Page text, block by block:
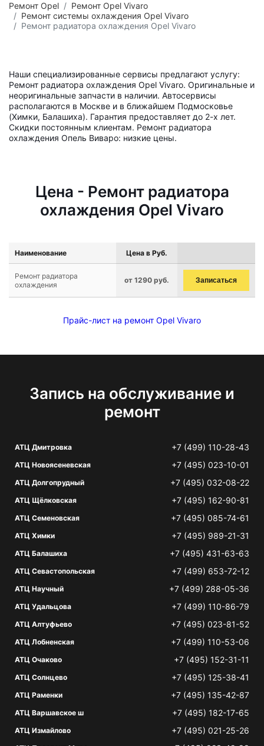
Ремонт Opel
Ремонт Opel Vivaro
Ремонт системы охлаждения Opel Vivaro
Ремонт радиатора охлаждения Opel Vivaro
Наши специализированные сервисы предлагают услугу:
Ремонт радиатора охлаждения Opel Vivaro. Оригинальные и
неоригинальные запчасти в наличии. Автосервисы
располагаются в Москве и в ближайшем Подмосковье
(Химки, Балашиха). Гарантия предоставляет до 2-х лет.
Скидки постоянным клиентам. Ремонт радиатора
охлаждения Опель Виваро: низкие цены.
Цена - Ремонт радиатора
охлаждения Opel Vivaro
Наименование Цена в Руб.
Ремонт радиатора
охлаждения
от 1290 руб. Записаться
Прайс-лист на ремонт Opel Vivaro
Запись на обслуживание и
ремонт
АТЦ Дмитровка +7 (499) 110-28-43
АТЦ Новоясеневская +7 (495) 023-10-01
АТЦ Долгопрудный +7 (495) 032-08-22
АТЦ Щёлковская +7 (495) 162-90-81
АТЦ Семеновская +7 (495) 085-74-61
АТЦ Химки +7 (495) 989-21-31
АТЦ Балашиха +7 (495) 431-63-63
АТЦ Севастопольская +7 (499) 653-72-12
АТЦ Научный +7 (499) 288-05-36
АТЦ Удальцова +7 (499) 110-86-79
АТЦ Алтуфьево +7 (495) 023-81-52
АТЦ Лобненская +7 (499) 110-53-06
АТЦ Очаково +7 (495) 152-31-11
АТЦ Солнцево +7 (495) 125-38-41
АТЦ Раменки +7 (495) 135-42-87
АТЦ Варшавское ш +7 (495) 182-17-65
АТЦ Измайлово +7 (495) 021-25-26